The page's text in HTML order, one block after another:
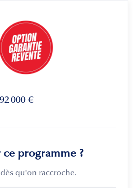
000 €
ce programme ?
qu'on raccroche.